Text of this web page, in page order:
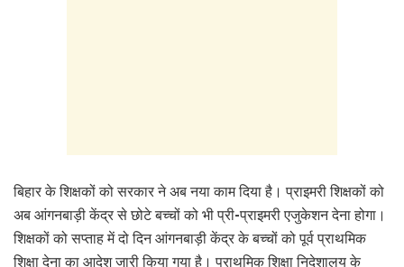
बिहार के शिक्षकों को सरकार ने अब नया काम दिया है। प्राइमरी शिक्षकों को
अब आंगनबाड़ी केंद्र से छोटे बच्चों को भी प्री-प्राइमरी एजुकेशन देना होगा।
शिक्षकों को सप्ताह में दो दिन आंगनबाड़ी केंद्र के बच्चों को पूर्व प्राथमिक
शिक्षा देना का आदेश जारी किया गया है। प्राथमिक शिक्षा निदेशालय के